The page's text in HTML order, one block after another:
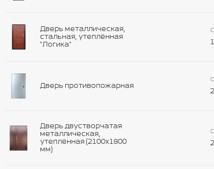
Дверь металлическая,
стальная, утеплённая
"Логика"
Дверь противопожарная
Дверь двустворчатая
металлическая,
утеплённая (2100х1800
мм)